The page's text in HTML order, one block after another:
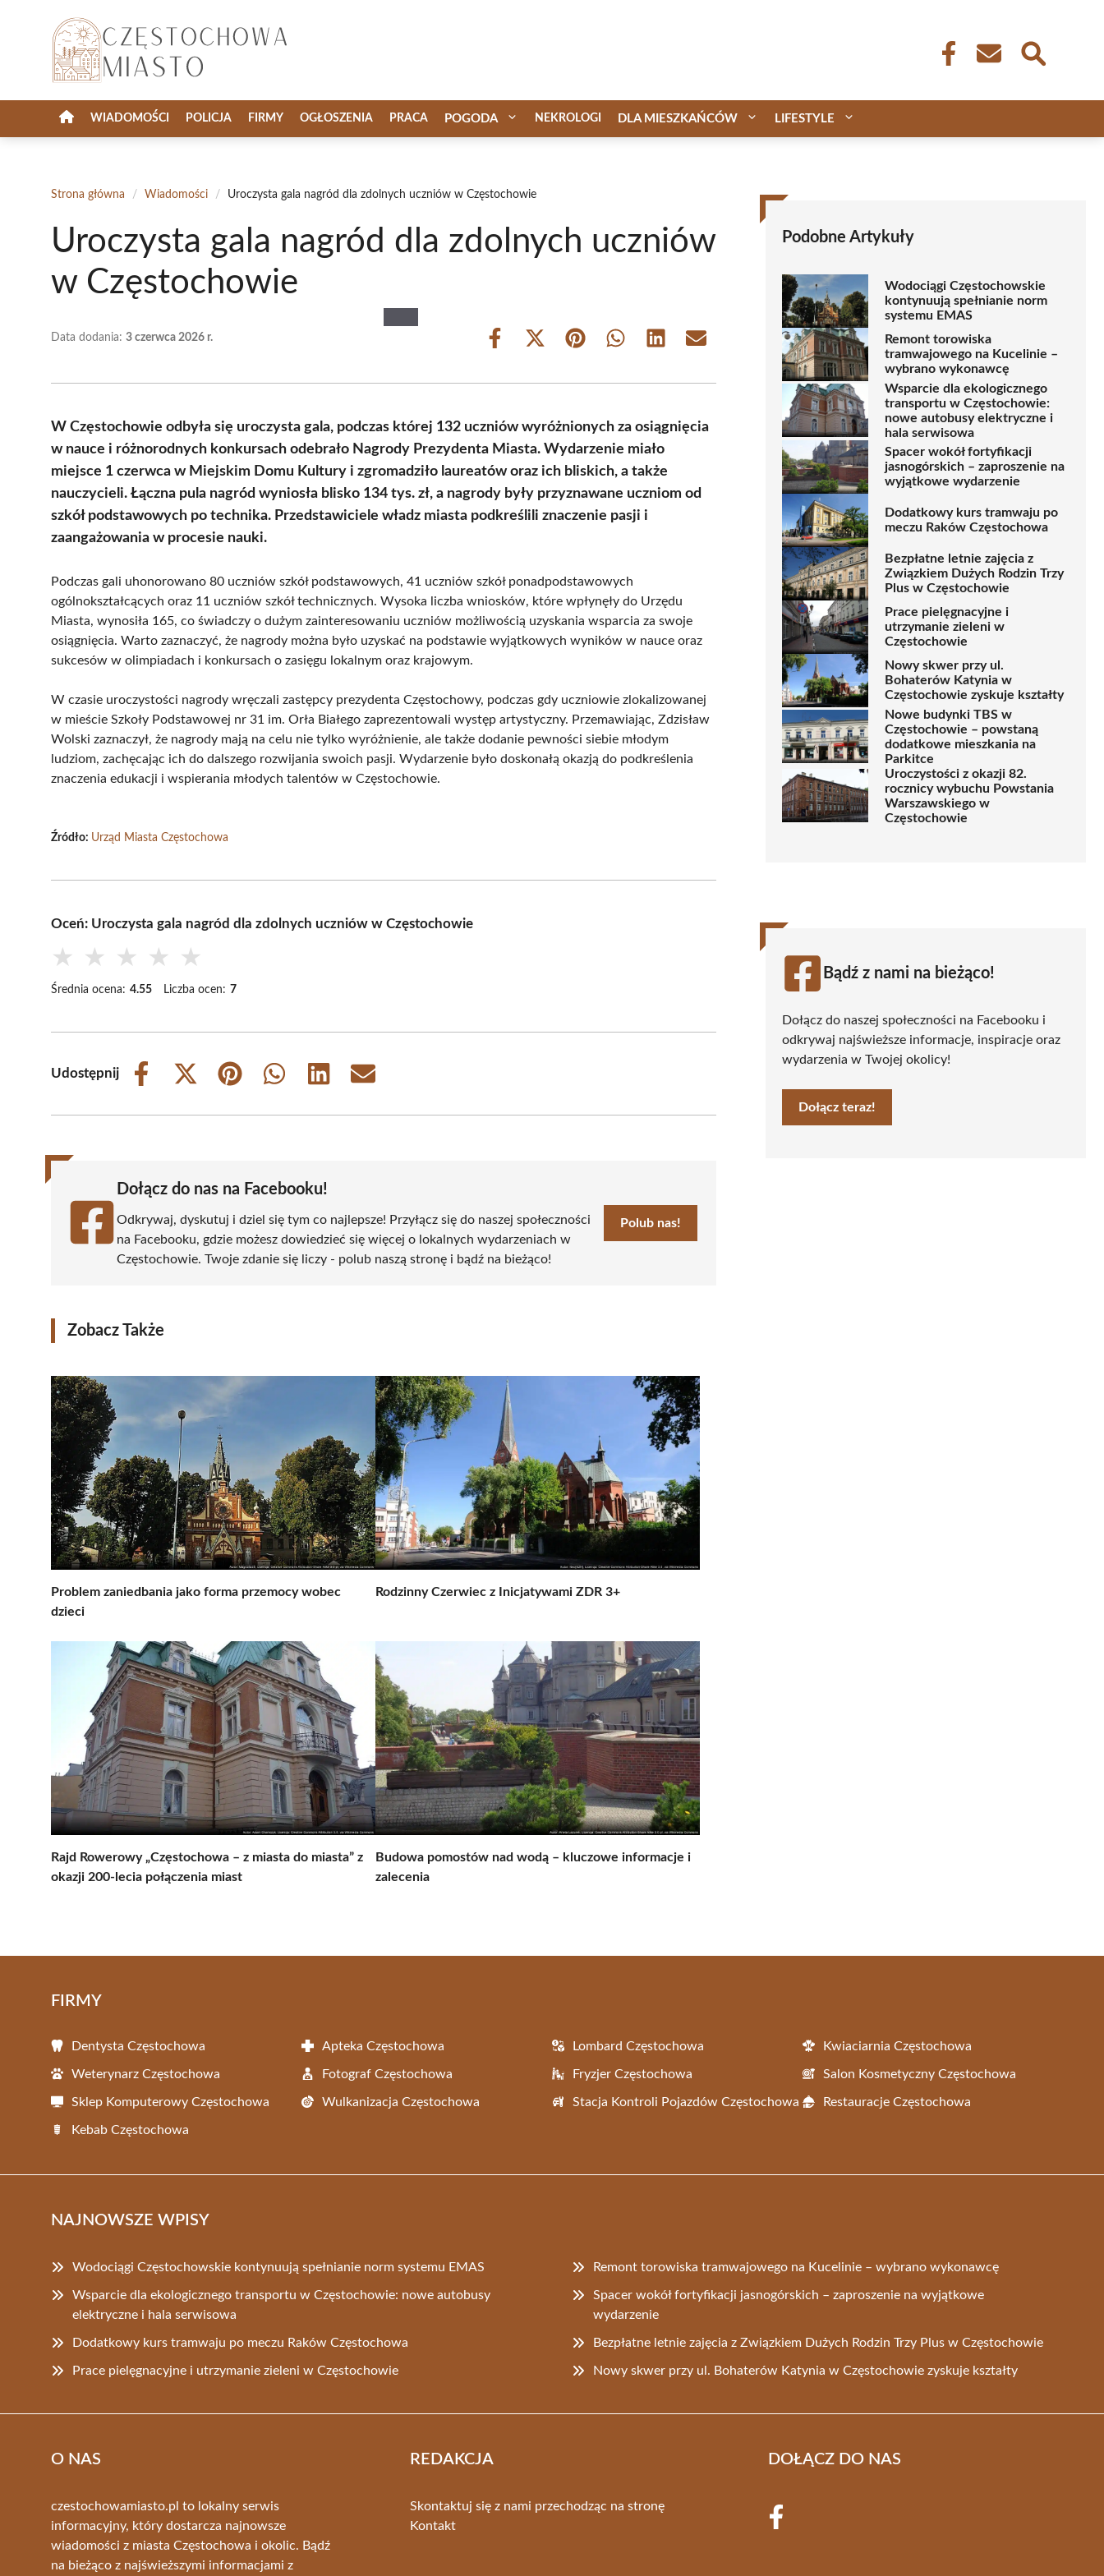
WIADOMOŚCI POLICJA FIRMY OGŁOSZENIA PRACA POGODA NEKROLOGI DLA MIESZKAŃCÓW LIFESTYLE
Strona główna / Wiadomości / Uroczysta gala nagród dla zdolnych uczniów w Częstochowie
Uroczysta gala nagród dla zdolnych uczniów
w Częstochowie
Data dodania: 3 czerwca 2026 r.
Share
Share
(Twitter)
Share Share Share Share
W Częstochowie odbyła się uroczysta gala, podczas której 132 uczniów wyróżnionych za osiągnięcia
w nauce i różnorodnych konkursach odebrało Nagrody Prezydenta Miasta. Wydarzenie miało
miejsce 1 czerwca w Miejskim Domu Kultury i zgromadziło laureatów oraz ich bliskich, a także
nauczycieli. Łączna pula nagród wyniosła blisko 134 tys. zł, a nagrody były przyznawane uczniom od
szkół podstawowych po technika. Przedstawiciele władz miasta podkreślili znaczenie pasji i
zaangażowania w procesie nauki.
Podczas gali uhonorowano 80 uczniów szkół podstawowych, 41 uczniów szkół ponadpodstawowych
ogólnokształcących oraz 11 uczniów szkół technicznych. Wysoka liczba wniosków, które wpłynęły do Urzędu
Miasta, wynosiła 165, co świadczy o dużym zainteresowaniu uczniów możliwością uzyskania wsparcia za swoje
osiągnięcia. Warto zaznaczyć, że nagrody można było uzyskać na podstawie wyjątkowych wyników w nauce oraz
sukcesów w olimpiadach i konkursach o zasięgu lokalnym oraz krajowym.
W czasie uroczystości nagrody wręczali zastępcy prezydenta Częstochowy, podczas gdy uczniowie zlokalizowanej
w mieście Szkoły Podstawowej nr 31 im. Orła Białego zaprezentowali występ artystyczny. Przemawiając, Zdzisław
Wolski zaznaczył, że nagrody mają na celu nie tylko wyróżnienie, ale także dodanie pewności siebie młodym
ludziom, zachęcając ich do dalszego rozwijania swoich pasji. Wydarzenie było doskonałą okazją do podkreślenia
znaczenia edukacji i wspierania młodych talentów w Częstochowie.
Źródło: Urząd Miasta Częstochowa
Oceń: Uroczysta gala nagród dla zdolnych uczniów w Częstochowie
★ ★ ★ ★ ★
Średnia ocena: 4.55 Liczba ocen: 7
Udostępnij
Share
Share
(Twitter)
Share
Share
Share
Share
Dołącz do nas na Facebooku!
Odkrywaj, dyskutuj i dziel się tym co najlepsze! Przyłącz się do naszej społeczności
na Facebooku, gdzie możesz dowiedzieć się więcej o lokalnych wydarzeniach w
Częstochowie. Twoje zdanie się liczy - polub naszą stronę i bądź na bieżąco!
Polub nas!
Zobacz Także
Problem zaniedbania jako forma przemocy wobec
dzieci
Rodzinny Czerwiec z Inicjatywami ZDR 3+
Rajd Rowerowy „Częstochowa – z miasta do miasta” z
okazji 200-lecia połączenia miast
Budowa pomostów nad wodą – kluczowe informacje i
zalecenia
Podobne Artykuły
Wodociągi Częstochowskie
kontynuują spełnianie norm
systemu EMAS
Remont torowiska
tramwajowego na Kucelinie –
wybrano wykonawcę
Wsparcie dla ekologicznego
transportu w Częstochowie:
nowe autobusy elektryczne i
hala serwisowa
Spacer wokół fortyfikacji
jasnogórskich – zaproszenie na
wyjątkowe wydarzenie
Dodatkowy kurs tramwaju po
meczu Raków Częstochowa
Bezpłatne letnie zajęcia z
Związkiem Dużych Rodzin Trzy
Plus w Częstochowie
Prace pielęgnacyjne i
utrzymanie zieleni w
Częstochowie
Nowy skwer przy ul.
Bohaterów Katynia w
Częstochowie zyskuje kształty
Nowe budynki TBS w
Częstochowie – powstaną
dodatkowe mieszkania na
Parkitce
Uroczystości z okazji 82.
rocznicy wybuchu Powstania
Warszawskiego w
Częstochowie
Bądź z nami na bieżąco!
Dołącz do naszej społeczności na Facebooku i
odkrywaj najświeższe informacje, inspiracje oraz
wydarzenia w Twojej okolicy!
Dołącz teraz!
FIRMY
Dentysta Częstochowa Apteka Częstochowa Lombard Częstochowa Kwiaciarnia Częstochowa
Weterynarz Częstochowa Fotograf Częstochowa Fryzjer Częstochowa Salon Kosmetyczny Częstochowa
Sklep Komputerowy Częstochowa Wulkanizacja Częstochowa Stacja Kontroli Pojazdów Częstochowa Restauracje Częstochowa
Kebab Częstochowa
NAJNOWSZE WPISY
Wodociągi Częstochowskie kontynuują spełnianie norm systemu EMAS Remont torowiska tramwajowego na Kucelinie – wybrano wykonawcę
Wsparcie dla ekologicznego transportu w Częstochowie: nowe autobusy
elektryczne i hala serwisowa
Spacer wokół fortyfikacji jasnogórskich – zaproszenie na wyjątkowe
wydarzenie
Dodatkowy kurs tramwaju po meczu Raków Częstochowa Bezpłatne letnie zajęcia z Związkiem Dużych Rodzin Trzy Plus w Częstochowie
Prace pielęgnacyjne i utrzymanie zieleni w Częstochowie Nowy skwer przy ul. Bohaterów Katynia w Częstochowie zyskuje kształty
O NAS
czestochowamiasto.pl to lokalny serwis
informacyjny, który dostarcza najnowsze
wiadomości z miasta Częstochowa i okolic. Bądź
na bieżąco z najświeższymi informacjami z
REDAKCJA
Skontaktuj się z nami przechodząc na stronę
Kontakt
DOŁĄCZ DO NAS